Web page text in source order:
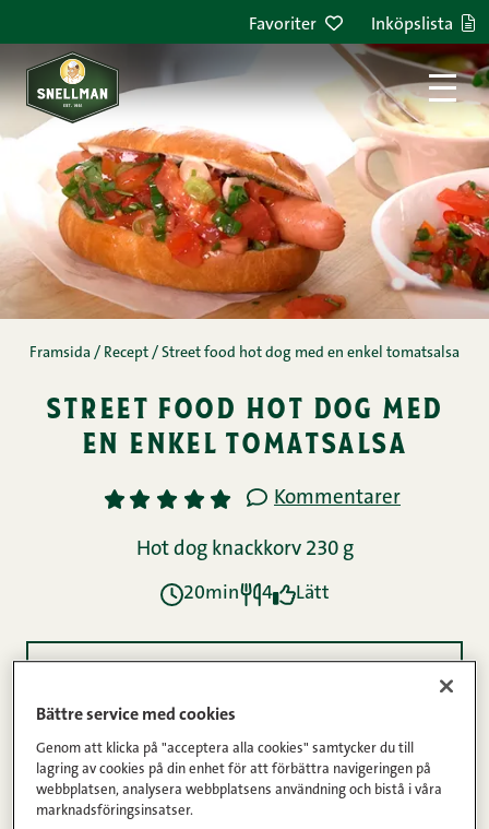
Favoriter Inköpslista
Framsida / Recept / Street food hot dog med en enkel tomatsalsa
street food hot dog med
en enkel tomatsalsa
1 2 3 4 5 Kommentarer
Hot dog knackkorv 230 g
20min 4 Lätt
Instruktioner
Bättre service med cookies
Genom att klicka på "acceptera alla cookies" samtycker du till
lagring av cookies på din enhet för att förbättra navigeringen på
webbplatsen, analysera webbplatsens användning och bistå i våra
marknadsföringsinsatser.